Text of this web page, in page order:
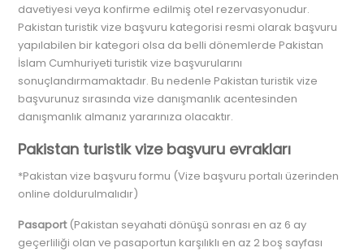
davetiyesi veya konfirme edilmiş otel rezervasyonudur.
Pakistan turistik vize başvuru kategorisi resmi olarak başvuru
yapılabilen bir kategori olsa da belli dönemlerde Pakistan
İslam Cumhuriyeti turistik vize başvurularını
sonuçlandırmamaktadır. Bu nedenle Pakistan turistik vize
başvurunuz sırasında vize danışmanlık acentesinden
danışmanlık almanız yararınıza olacaktır.
Pakistan turistik vize başvuru evrakları
*Pakistan vize başvuru formu (Vize başvuru portalı üzerinden
online doldurulmalıdır)
Pasaport (Pakistan ​seyahati dönüşü sonrası en az 6 ay
geçerliliği olan ve pasaportun karşılıklı en az 2 boş sayfası